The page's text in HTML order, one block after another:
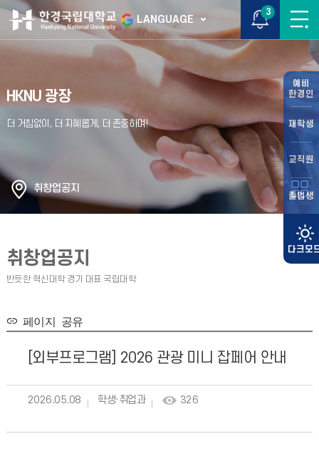
LANGUAGE
3
예비
한경인
재학생
교직원
졸업생
HKNU 광장
취창업공지
취창업공지
페이지 공유
[외부프로그램] 2026 관광 미니 잡페어 안내
2026.05.08 학생·취업과 326